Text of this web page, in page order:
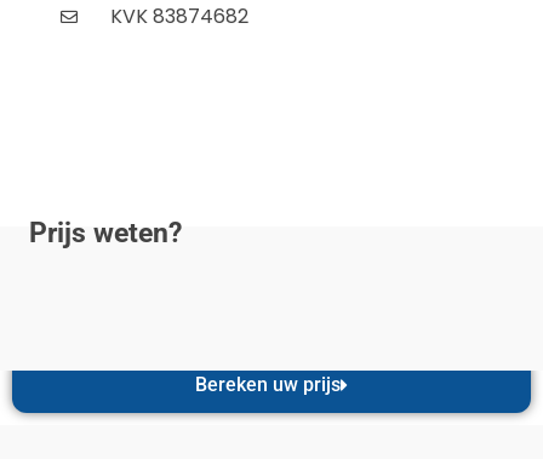
KVK 83874682
Prijs weten?
Bereken uw prijs